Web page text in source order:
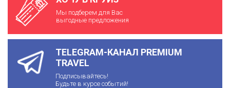
Мы подберем для Вас
выгодные предложения
TELEGRAM-КАНАЛ PREMIUM
TRAVEL
Подписывайтесь!
Будьте в курсе событий!